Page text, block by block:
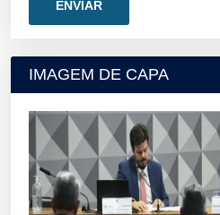
IMAGEM DE CAPA